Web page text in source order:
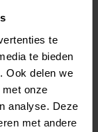
te
te bieden
Ook delen we
onze
analyse. Deze
met andere